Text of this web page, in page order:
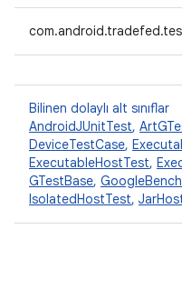
Bilinen dolaylı alt sınıflar
AndroidJUnitTest,
DeviceTestCase,
ExecutableHostTest,
GTestBase,
IsolatedHostTest,